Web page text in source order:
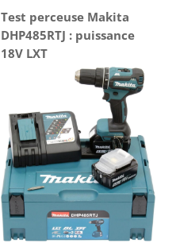
Test perceuse Makita
DHP485RTJ : puissance
18V LXT